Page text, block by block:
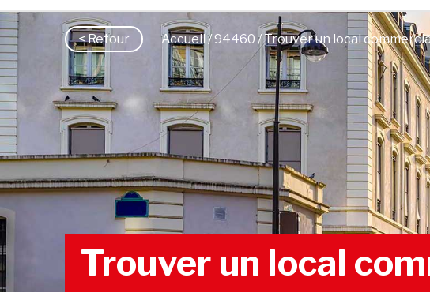
< Retour Accueil/94460 / Trouver un local
Trouver un local